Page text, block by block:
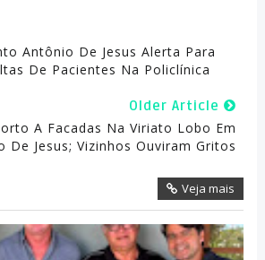
Antônio De Jesus Alerta Para
De Pacientes Na Policlínica
Older Article
A Facadas Na Viriato Lobo Em
De Jesus; Vizinhos Ouviram Gritos
Veja mais